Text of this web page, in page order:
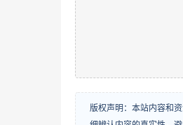
版权声明：本站内容和